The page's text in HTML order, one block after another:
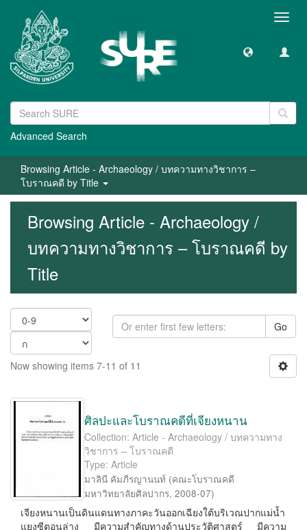
Advanced Search
Browsing Article - Archaeology / บทความทางวิชาการ –
โบราณคดี by Title
Browsing Article - Archaeology /
บทความทางวิชาการ – โบราณคดี by
Title
Go
Now showing items 7-11 of 11
ศิลปะและโบราณคดีที่เจียงหนาน
Collection: Article - Archaeology / บทความทาง
วิชาการ – โบราณคดี
Type: Article
มาลินี คัมภีรญานนท์ (คณะโบราณคดี
มหาวิทยาลัยศิลปากร, 2008-07)
เจียงหนานเป็นดินแดนทางภาคะวันออกเฉียงใต้บริเวณปากแม่น้ำ
แยงซีตอนล่าง มีความสำคัญทางด้านประวัติศาสตร์ มีความ